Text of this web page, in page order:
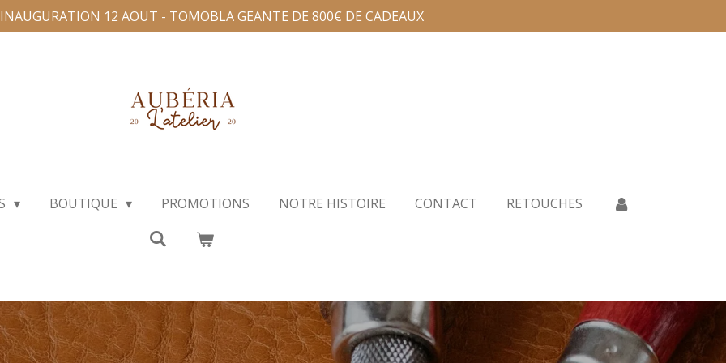
12 AOUT - TOMOBLA GEANTE DE 800€ DE CADEAUX
BOUTIQUE PROMOTIONS NOTRE HISTOIRE CONTACT RETOUCHES